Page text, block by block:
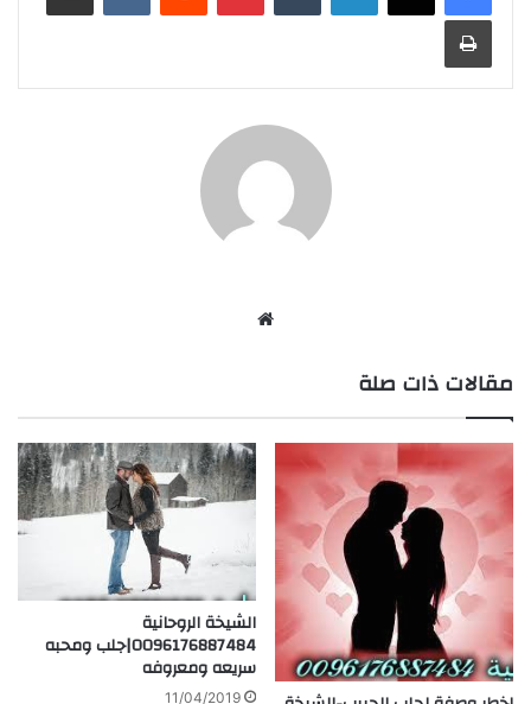
طباعة
مقالات ذات صلة
الشيخة الروحانية
0096176887484|جلب ومحبه
سريعه ومعروفه
11/04/2019